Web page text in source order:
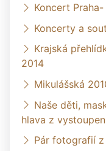
Koncert
Koncerty a
Krajská
2014
Mikulášská
Naše děti,
hlava z
Pár fotografií